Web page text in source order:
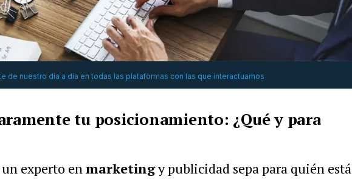
de nuestro día a día en todas las plataformas con las que interactuamos
tu posicionamiento: ¿Qué y para
experto enmarketingy publicidad sepa para quién está